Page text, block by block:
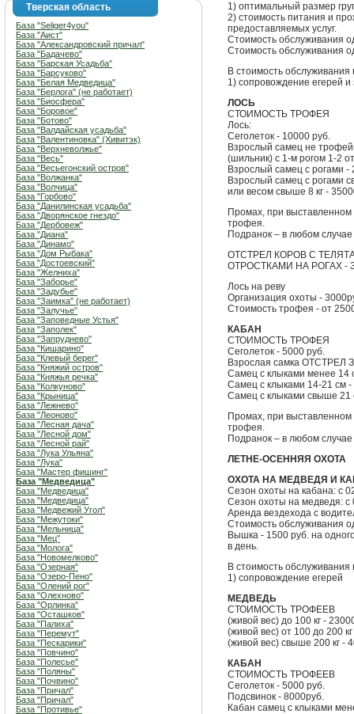
Тверская область
База "Seliger4you"
База "Аист"
База "Александровский причал"
База "Бадачево"
База "Барская Усадьба"
База "Барсуково"
База "Белая Медведица"
База "Берлога" (не работает)
База "Биосфера"
База "Боровое"
База "Ботово"
База "Валдайская усадьба"
База "Валентиновка" (Хивитэк)
База "Верхневолжье"
База "Весь"
База "Весьегонский остров"
База "Волжанка"
База "Волчица"
База "Горбово"
База "Данилинская усадьба"
База "Дворянское гнездо"
База "Дербовеж"
База "Диана"
База "Динамо"
База "Дом Рыбака"
База "Достоевский"
База "Желниха"
База "Заборье"
База "Задубье"
База "Заимка" (не работает)
База "Залучье"
База "Заповедные Устья"
База "Заполек"
База "Запруднево"
База "Кишарино"
База "Клевый берег"
База "Княжий остров"
База "Княжья речка"
База "Колкуново"
База "Крыница"
База "Лежнево"
База "Леоново"
База "Лесная дача"
База "Лесной дом"
База "Лесной рай"
База "Лука Ульяна"
База "Лука"
База "Мастер фишинг"
База "Медведица"
База "Медведица"
База "Медведица"
База "Медвежий Угол"
База "Межутоки"
База "Мельница"
База "Мец"
База "Молога"
База "Новомелково"
База "Озерная"
База "Озеро-Пено"
База "Олений рог"
База "Олехново"
База "Орлинка"
База "Осташков"
База "Палиха"
База "Перемут"
База "Пескарики"
База "Повчино"
База "Полесье"
База "Поляны"
База "Почвино"
База "Причал"
База "Причал"
База "Противье"
1) оптимальный размер
2) стоимость питания и
предоставляемых услуг.
Стоимость обслуживания
Стоимость обслуживания
В стоимость обслуживания
1) сопровождение егерей и
ЛОСЬ
СТОИМОСТЬ ТРОФЕЯ
Лось:
Сеголеток - 10000 руб.
Взрослый самец не
(шильник) с 1-м рогом 1-2
Взрослый самец с рогами -
Взрослый самец с рогами
или весом свыше 8 кг -
Промах, при выставленном
трофея.
Подранок – в любом
ОТСТРЕЛ КОРОВ С
ОТРОСТКАМИ НА РОГАХ -
Лось на реву
Организация охоты -
Стоимость трофея - от
КАБАН
СТОИМОСТЬ ТРОФЕЯ
Сеголеток - 5000 руб.
Взрослая самка
Самец с клыками менее 14
Самец с клыками 14-21 см -
Самец с клыками свыше 21
Промах, при выставленном
трофея.
Подранок – в любом
ЛЕТНЕ-ОСЕННЯЯ ОХОТА
ОХОТА НА МЕДВЕДЯ И
Сезон охоты на кабана: с
Сезон охоты на медведя: с
Аренда вездехода с
Стоимость обслуживания
Вышка - 1500 руб. на
в день.
В стоимость обслуживания
1) сопровождение егерей
МЕДВЕДЬ
СТОИМОСТЬ ТРОФЕЕВ
(живой вес) до 100 кг -
(живой вес) от 100 до 200
(живой вес) свыше 200 кг -
КАБАН
СТОИМОСТЬ ТРОФЕЕВ
Сеголеток - 5000 руб.
Подсвинок - 8000руб.
Кабан самец с клыками